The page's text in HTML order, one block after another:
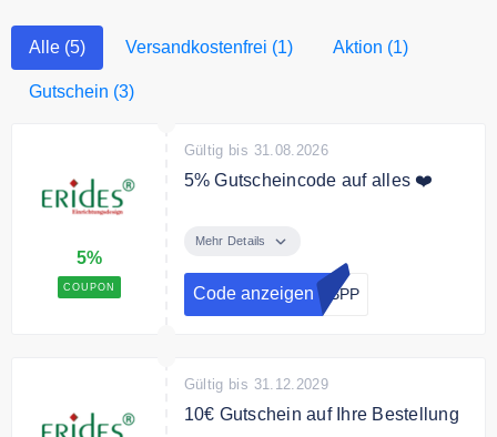
Alle (5) Versandkostenfrei (1) Aktion (1)
Gutschein (3)
5%
COUPON
Gültig bis 31.08.2026
5% Gutscheincode auf alles ❤️
auf Ihre Bestellung.
Bedingungen
Ab 300€ Mindestbestellwert.
Mehr Details
Code anzeigen PBPP
Gültig bis 31.12.2029
10€ Gutschein auf Ihre Bestellung